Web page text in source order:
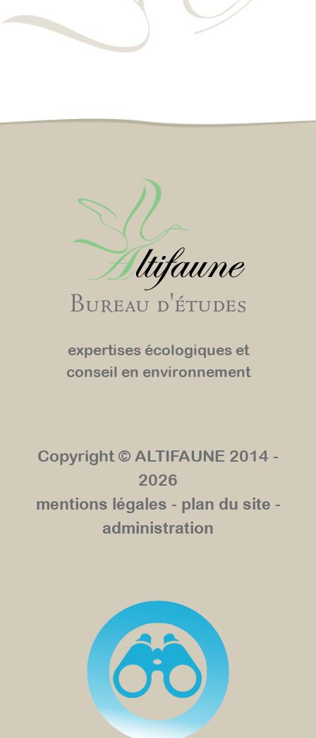
Bureau d'études
expertises écologiques et
conseil en environnement
Copyright © ALTIFAUNE 2014 -
2026
mentions légales - plan du site -
administration